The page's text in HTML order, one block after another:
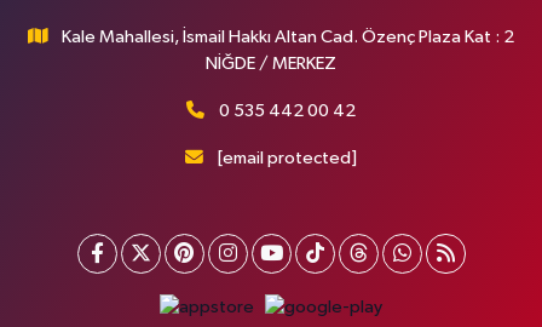
Kale Mahallesi, İsmail Hakkı Altan Cad. Özenç Plaza Kat : 2
NİĞDE / MERKEZ
0 535 442 00 42
[email protected]